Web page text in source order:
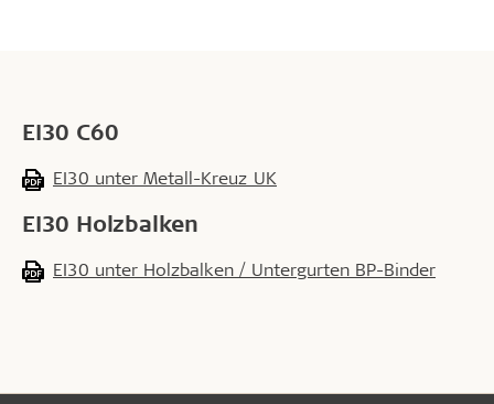
EI30 C60
EI30 unter Metall-Kreuz_UK
EI30 Holzbalken
EI30 unter Holzbalken / Untergurten BP-Binder